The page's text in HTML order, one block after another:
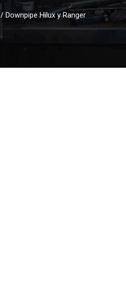
/ Downpipe Hilux y Ranger